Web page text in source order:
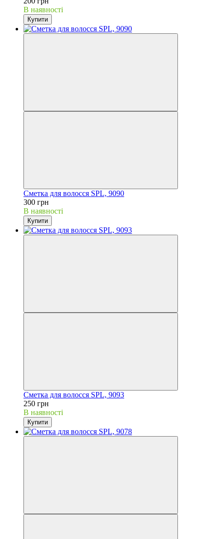
В наявності
Купити
Сметка для волосся SPL, 9090
300 грн
В наявності
Купити
Сметка для волосся SPL, 9093
250 грн
В наявності
Купити